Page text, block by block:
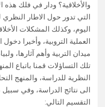
والأخلاقية؟ ودار في فلك هذه
التي تدور حول الاطار النظري
اليوم، وكذلك المشكلات
العملية التروبية، وأخيرا
ميدان التربية وأهم آثارها،
تلك التساؤلات قمنا باتباع
النظرية للدراسة، والمنهج
الى نتائج الدراسة، وفي
التقسيم التالي: